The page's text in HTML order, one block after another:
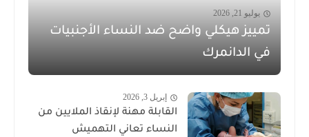
يوليو 21, 2026
تمييز هيكلي واضح ضد النساء الأجنبيات
في الدانمرك
إبريل 3, 2026
القابلة مهنة لإنقاذ الملايين من
النساء تعاني التهميش